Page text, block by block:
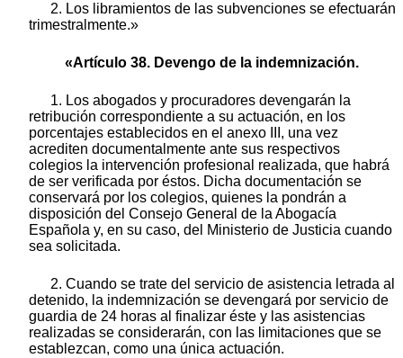
2. Los libramientos de las subvenciones se efectuarán
trimestralmente.»
«Artículo 38. Devengo de la indemnización.
1. Los abogados y procuradores devengarán la
retribución correspondiente a su actuación, en los
porcentajes establecidos en el anexo III, una vez
acrediten documentalmente ante sus respectivos
colegios la intervención profesional realizada, que habrá
de ser verificada por éstos. Dicha documentación se
conservará por los colegios, quienes la pondrán a
disposición del Consejo General de la Abogacía
Española y, en su caso, del Ministerio de Justicia cuando
sea solicitada.
2. Cuando se trate del servicio de asistencia letrada al
detenido, la indemnización se devengará por servicio de
guardia de 24 horas al finalizar éste y las asistencias
realizadas se considerarán, con las limitaciones que se
establezcan, como una única actuación.